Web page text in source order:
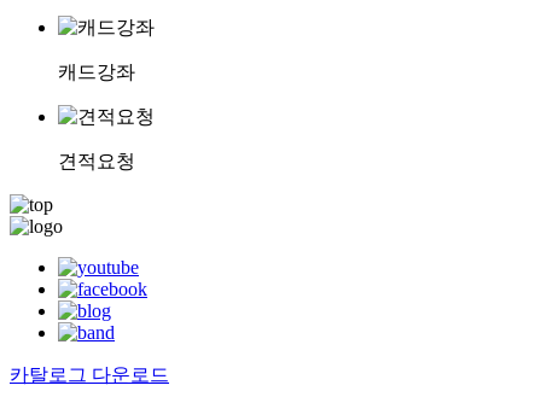
캐드강좌
견적요청
카탈로그 다운로드